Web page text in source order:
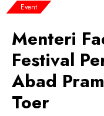
Event
Menteri
Festival
Abad
Toer